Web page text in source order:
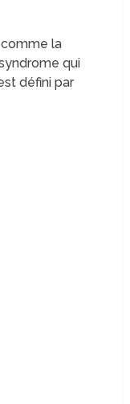
la
qui
défini par